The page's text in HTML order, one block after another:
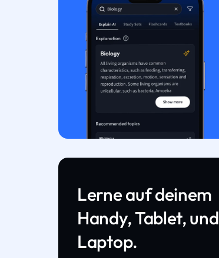
Lerne auf deinem
Handy, Tablet, und
Laptop.